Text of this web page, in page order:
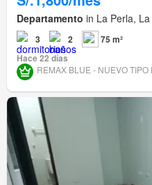
Departamento in La Perla,
3 2
75 m²
Hace 22 días
REMAX BLUE - NUEVO TIPO